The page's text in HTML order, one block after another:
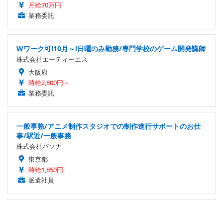
月給70万円
業務委託
Wワーク可!10月～!日曜のみ勤務/専門学校のゲーム開発講師
株式会社エーティーエス
大阪府
時給2,800円～
業務委託
一般事務/アニメ制作スタジオでの制作進行サポートのお仕
事/駅近/一般事務
株式会社パソナ
東京都
時給1,850円
派遣社員